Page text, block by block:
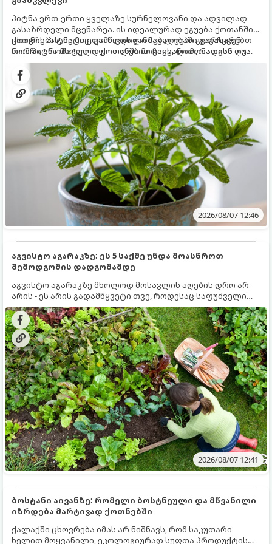
პიტნა ერთ-ერთი ყველაზე სურნელოვანი და ადვილად
გასაზრდელი მცენარეა. ის იდეალურად ეგუება ქოთანში
ცხოვრებას, მეტიც, გამოცდილი მებაღეები გვირჩევენ,
რომ პიტნა მხოლოდ ქოთანში მოვიყვანოთ, რადგან ღია
გრუნტში (ბაღში) დარგვისას ის ფესვებით ძალიან
სწრაფად ვრცელდება და სხვა მცენარეებს ავიწროებს.
ქოთნის პიტნა მთელი წლის განმავლობაში გაგახარებთ
ნორჩი, არომატული ფოთლებით ჩაის, ლიმონათისა თუ
კერძებისთვის.
2026/08/07 12:46
აგვისტო აგარაკზე: ეს 5 საქმე უნდა მოასწროთ
შემოდგომის დადგომამდე
აგვისტო აგარაკზე მხოლოდ მოსავლის აღების დრო არ
არის - ეს არის გადამწყვეტი თვე, როდესაც საფუძველი
ეყრება მომავალი წლის მოსავალს და ბაღი მზადდება
შემოდგომა-ზამთრის სეზონისთვის. იმისათვის, რომ
ნიადაგმა ენერგია აღიდგინოს, ხოლო მცენარეებმა
ზამთარს გაუძლონ, აგვისტოს ბოლომდე 5
მნიშვნელოვანი საქმის გაკეთება უნდა მოასწროთ:
2026/08/07 12:41
ბოსტანი აივანზე: რომელი ბოსტნეული და მწვანილი
იზრდება მარტივად ქოთნებში
ქალაქში ცხოვრება იმას არ ნიშნავს, რომ საკუთარი
ხელით მოყვანილი, ეკოლოგიურად სუფთა პროდუქტის